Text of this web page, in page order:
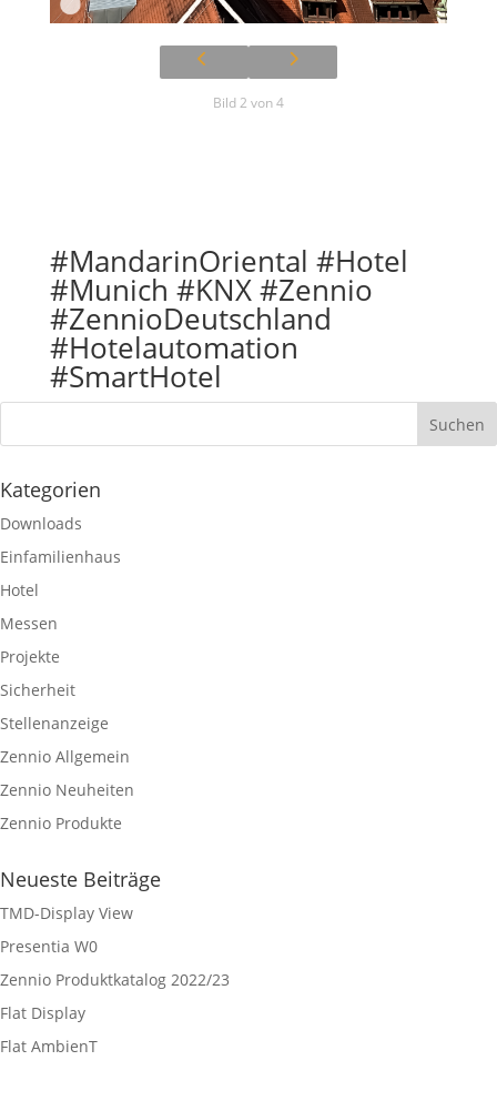
Bild 2 von 4
#MandarinOriental #Hotel
#Munich #KNX #Zennio
#ZennioDeutschland
#Hotelautomation
#SmartHotel
Kategorien
Downloads
Einfamilienhaus
Hotel
Messen
Projekte
Sicherheit
Stellenanzeige
Zennio Allgemein
Zennio Neuheiten
Zennio Produkte
Neueste Beiträge
TMD-Display View
Presentia W0
Zennio Produktkatalog 2022/23
Flat Display
Flat AmbienT